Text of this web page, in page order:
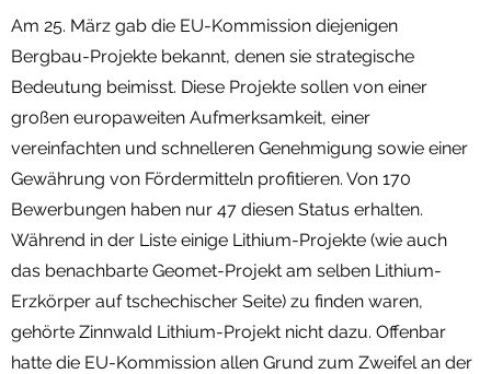
Am 25. März gab die EU-Kommission diejenigen
Bergbau-Projekte bekannt, denen sie strategische
Bedeutung beimisst. Diese Projekte sollen von einer
großen europaweiten Aufmerksamkeit, einer
vereinfachten und schnelleren Genehmigung sowie einer
Gewährung von Fördermitteln profitieren. Von 170
Bewerbungen haben nur 47 diesen Status erhalten.
Während in der Liste einige Lithium-Projekte (wie auch
das benachbarte Geomet-Projekt am selben Lithium-
Erzkörper auf tschechischer Seite) zu finden waren,
gehörte Zinnwald Lithium-Projekt nicht dazu. Offenbar
hatte die EU-Kommission allen Grund zum Zweifel an der